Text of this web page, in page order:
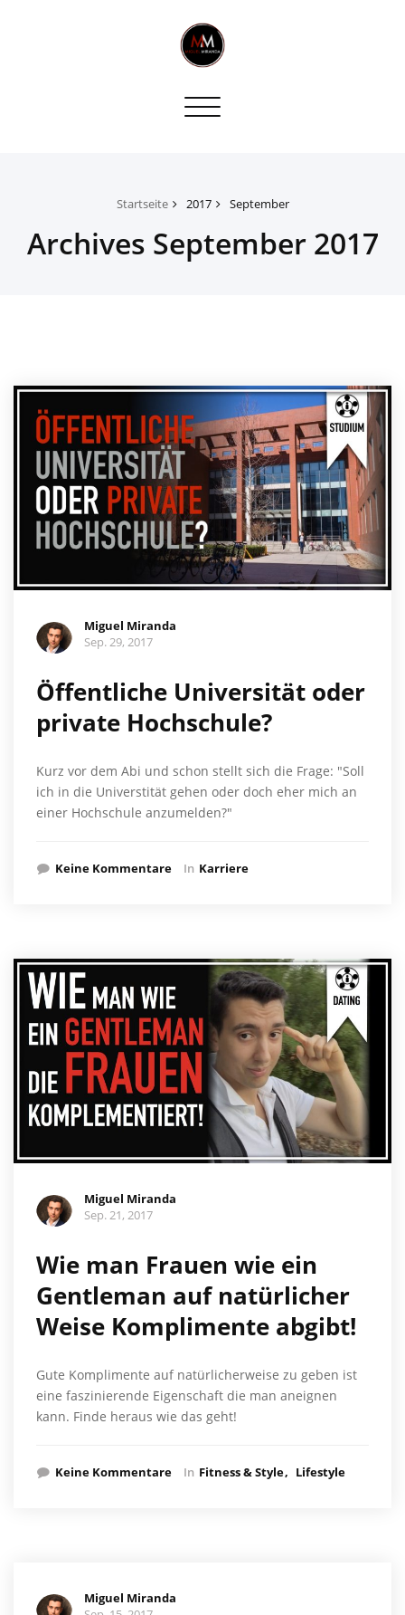
Toggle
Startseite 2017 September
Archives September 2017
Miguel Miranda
Sep. 29, 2017
Öffentliche Universität oder
private Hochschule?
Kurz vor dem Abi und schon stellt sich die Frage: "Soll
ich in die Universtität gehen oder doch eher mich an
einer Hochschule anzumelden?"
Keine Kommentare In Karriere
Miguel Miranda
Sep. 21, 2017
Wie man Frauen wie ein
Gentleman auf natürlicher
Weise Komplimente abgibt!
Gute Komplimente auf natürlicherweise zu geben ist
eine faszinierende Eigenschaft die man aneignen
kann. Finde heraus wie das geht!
Keine Kommentare In Fitness & Style Lifestyle
Miguel Miranda